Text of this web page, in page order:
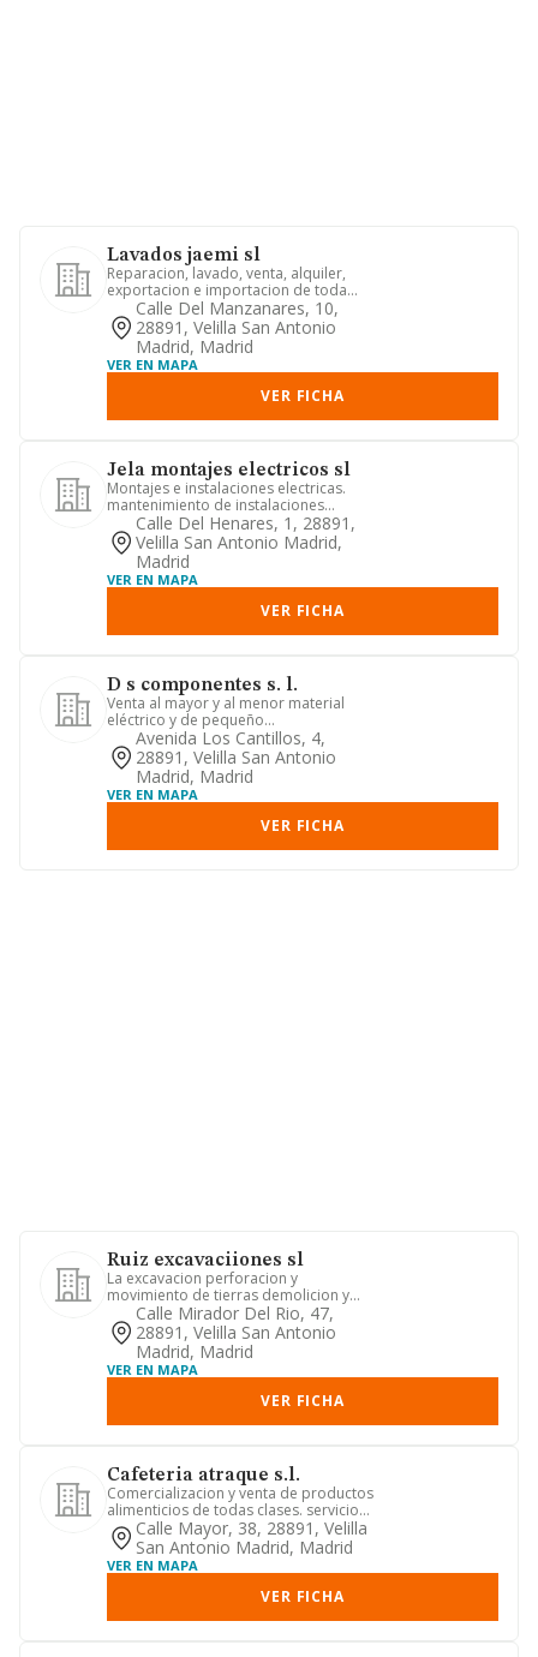
Lavados jaemi sl
Reparacion, lavado, venta, alquiler,
exportacion e importacion de toda
clase de vehiculos automovil...
Calle Del Manzanares, 10,
28891, Velilla San Antonio
Madrid, Madrid
VER EN MAPA
VER FICHA
Jela montajes electricos sl
Montajes e instalaciones electricas.
mantenimiento de instalaciones
electricas y de climatizacion. ...
Calle Del Henares, 1, 28891,
Velilla San Antonio Madrid,
Madrid
VER EN MAPA
VER FICHA
D s componentes s. l.
Venta al mayor y al menor material
eléctrico y de pequeño
electrodomestico y sus accesorios.
Avenida Los Cantillos, 4,
28891, Velilla San Antonio
Madrid, Madrid
VER EN MAPA
VER FICHA
Ruiz excavaciiones sl
La excavacion perforacion y
movimiento de tierras demolicion y
construccion de edificios tanto por ...
Calle Mirador Del Rio, 47,
28891, Velilla San Antonio
Madrid, Madrid
VER EN MAPA
VER FICHA
Cafeteria atraque s.l.
Comercializacion y venta de productos
alimenticios de todas clases. servicios
de hosteleria. restau...
Calle Mayor, 38, 28891, Velilla
San Antonio Madrid, Madrid
VER EN MAPA
VER FICHA